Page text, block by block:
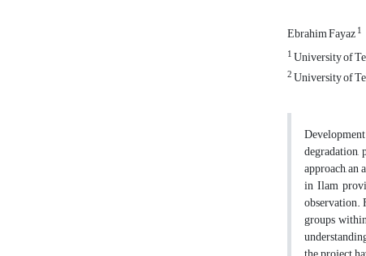
Ebrahim Fayaz1
1University of
2University of
degradation,
approach,
in Ilam
observation.
groups